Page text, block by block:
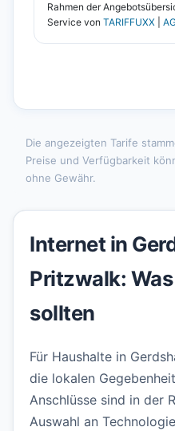
Die angezeigten Tarife
Preise und Verfügbarkeit
ohne Gewähr.
Internet in
Pritzwalk:
sollten
Für Haushalte in
die lokalen
Anschlüsse sind in der
Auswahl an